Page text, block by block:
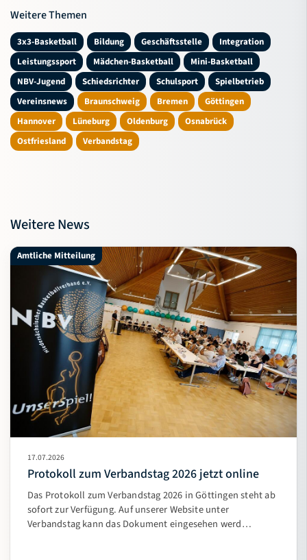
Weitere Themen
3x3-Basketball Bildung Geschäftsstelle
Integration
Leistungssport
Mädchen-Basketball
Mini-Basketball
NBV-Jugend
Schiedsrichter Schulsport
Spielbetrieb
Vereinsnews
Braunschweig Bremen
Göttingen
Hannover
Lüneburg Oldenburg
Osnabrück
Ostfriesland
Verbandstag
Weitere News
Amtliche Mitteilung
17.07.2026
Protokoll zum Verbandstag 2026 jetzt online
Das Protokoll zum Verbandstag 2026 in Göttingen steht ab
sofort zur Verfügung. Auf unserer Website unter
Verbandstag kann das Dokument eingesehen werd…